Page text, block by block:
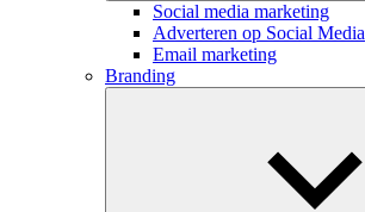
Social media marketing
Adverteren op Social Media
Email marketing
Branding